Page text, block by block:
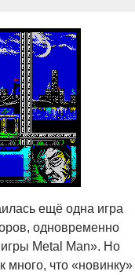
ещё одна игра
одновременно
Metal Man». Но
много, что «новинку»